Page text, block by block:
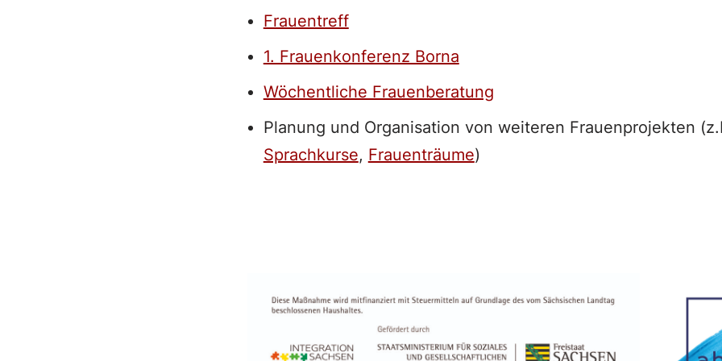
Frauentreff
1. Frauenkonferenz Borna
Wöchentliche Frauenberatung
Planung und Organisation von weiteren Frauenprojekten
Sprachkurse, Frauenträume)